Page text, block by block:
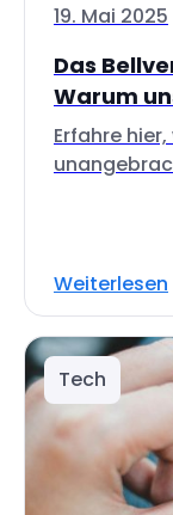
19. Mai 2025
Das
Warum
Erfahre
Weiterlesen
Tech